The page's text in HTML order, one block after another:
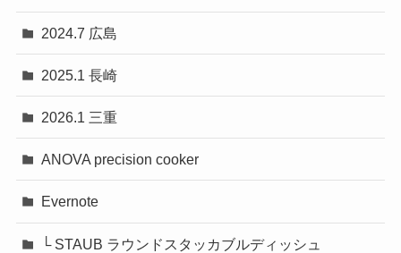
2024.7 広島
2025.1 長崎
2026.1 三重
ANOVA precision cooker
Evernote
└ STAUB ラウンドスタッカブルディッシュ